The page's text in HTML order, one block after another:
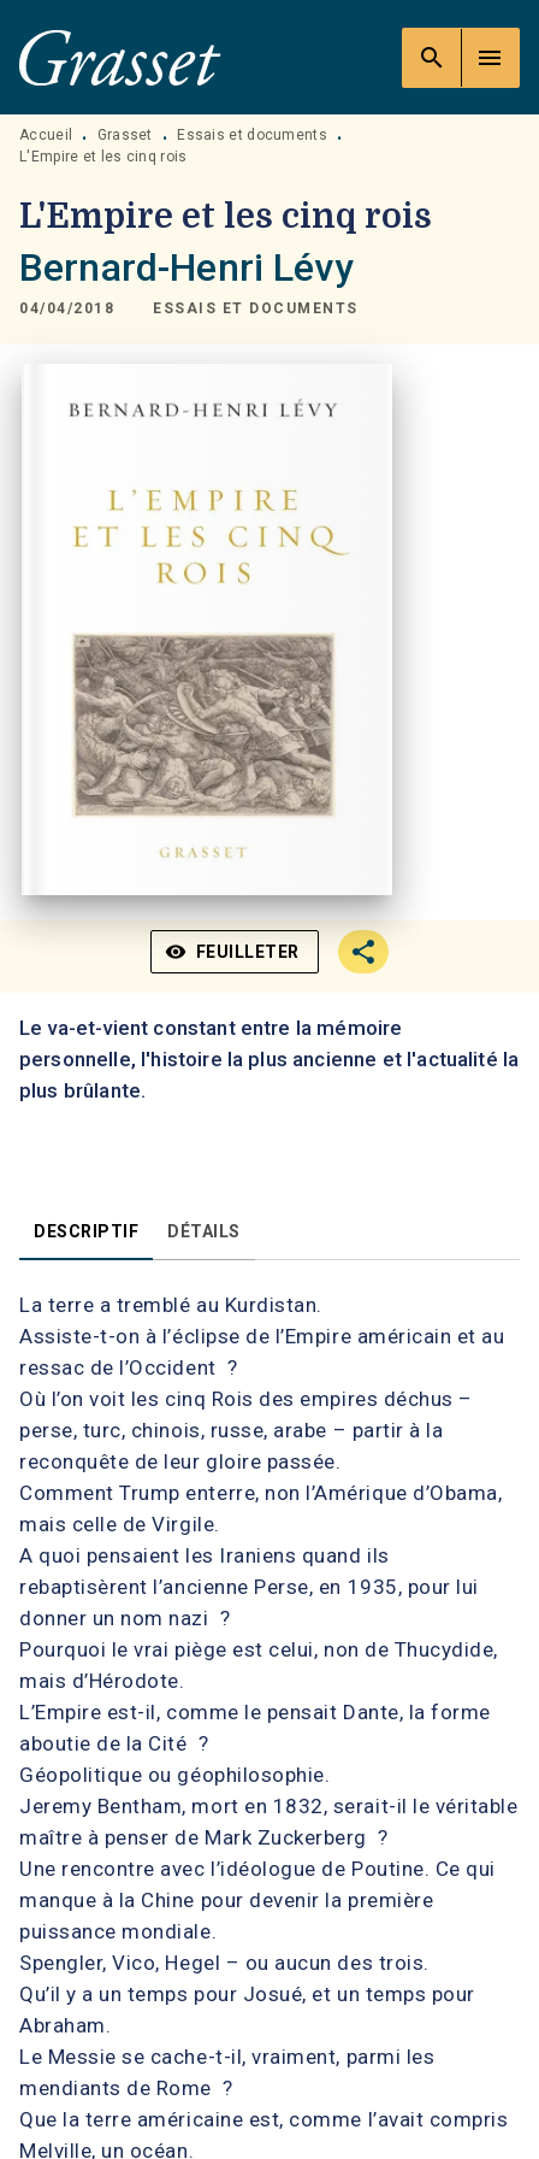
MENU RECHERCHE
PIED DE PAGE
search menu
Accueil • Grasset • Essais et documents
•
L'Empire et les cinq rois
L'Empire et les cinq rois
Bernard-Henri Lévy
04/04/2018 ESSAIS ET DOCUMENTS
visibility FEUILLETER
Le va-et-vient constant entre la mémoire
personnelle, l'histoire la plus ancienne et l'actualité la
plus brûlante.
DESCRIPTIF DÉTAILS
La terre a tremblé au Kurdistan.
Assiste-t-on à l’éclipse de l’Empire américain et au
ressac de l’Occident ?
Où l’on voit les cinq Rois des empires déchus –
perse, turc, chinois, russe, arabe – partir à la
reconquête de leur gloire passée.
Comment Trump enterre, non l’Amérique d’Obama,
mais celle de Virgile.
A quoi pensaient les Iraniens quand ils
rebaptisèrent l’ancienne Perse, en 1935, pour lui
donner un nom nazi ?
Pourquoi le vrai piège est celui, non de Thucydide,
mais d’Hérodote.
L’Empire est-il, comme le pensait Dante, la forme
aboutie de la Cité ?
Géopolitique ou géophilosophie.
Jeremy Bentham, mort en 1832, serait-il le véritable
maître à penser de Mark Zuckerberg ?
Une rencontre avec l’idéologue de Poutine. Ce qui
manque à la Chine pour devenir la première
puissance mondiale.
Spengler, Vico, Hegel – ou aucun des trois.
Qu’il y a un temps pour Josué, et un temps pour
Abraham.
Le Messie se cache-t-il, vraiment, parmi les
mendiants de Rome ?
Que la terre américaine est, comme l’avait compris
Melville, un océan.